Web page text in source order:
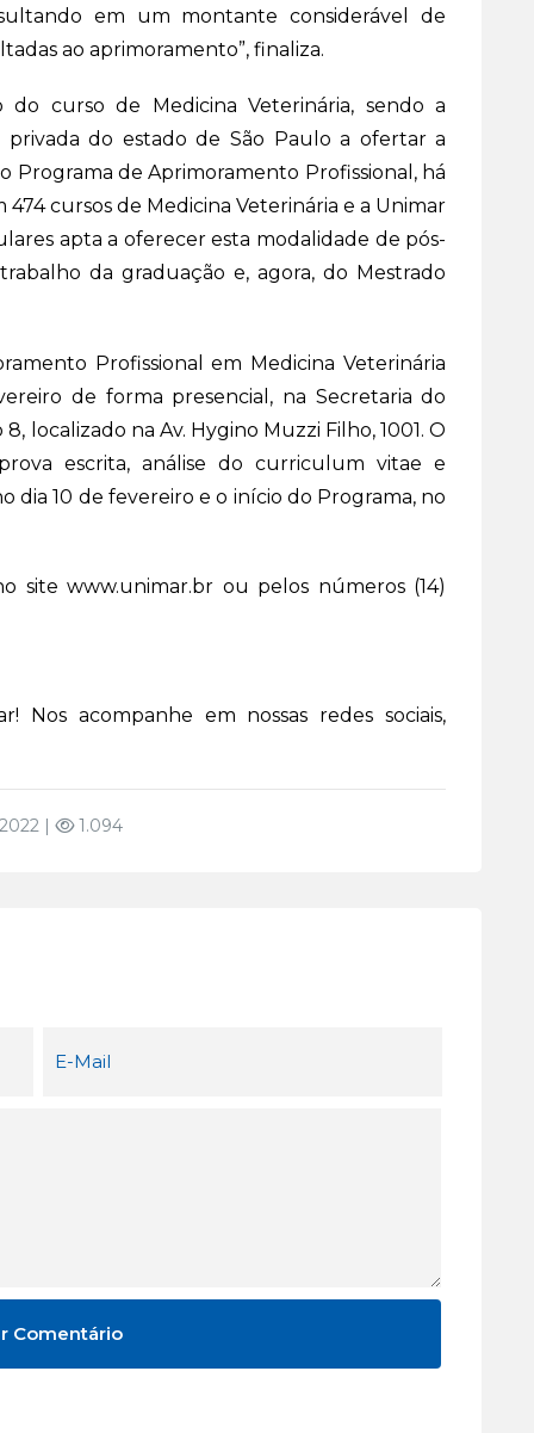
em um montante considerável de
ao aprimoramento”, finaliza.
curso de Medicina Veterinária, sendo a
do estado de São Paulo a ofertar a
Programa de Aprimoramento Profissional, há
cursos de Medicina Veterinária e a Unimar
apta a oferecer esta modalidade de pós-
da graduação e, agora, do Mestrado
Profissional em Medicina Veterinária
de forma presencial, na Secretaria do
localizado na Av. Hygino Muzzi Filho, 1001. O
escrita, análise do curriculum vitae e
dia 10 de fevereiro e o início do Programa, no
site www.unimar.br ou pelos números (14)
Nos acompanhe em nossas redes sociais,
| 1.094